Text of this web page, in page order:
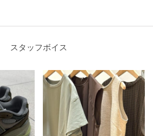
スタッフボイス